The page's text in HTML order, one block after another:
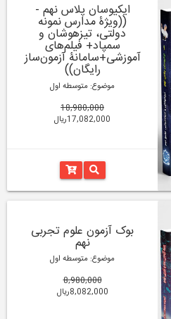
ایکیوسان پلاس نهم -
((ویژۀ مدارس نمونه
دولتی، تیزهوشان و
سمپاد+ فیلم‌های
آموزشی+سامانۀ آزمون‌ساز
رایگان))
موضوع: متوسطه اول
18,980,000
17,082,000ریال
بوک آزمون علوم تجربی
نهم
موضوع: متوسطه اول
8,980,000
8,082,000ریال